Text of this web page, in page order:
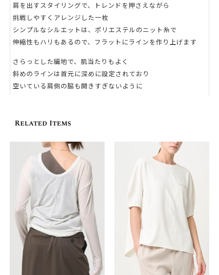
肩を出すスタイリングで、トレンドを押さえながら
挑戦しやすくアレンジした一枚
シンプルなシルエットは、ポリエステルのニット糸で
伸縮性もハリもあるので、フラットにラインを作り上げます
さらっとした編地で、肌当たりもよく
斜めのラインは首元に深めに設定されており
空いている肩側の脇も開きすぎないように
裾にはスリットをいれることで生地が引っ張られすぎないよう
に
微調整していただけます
沢山の方に、手に取っていただきたい思いで
価格も調整したアイテムです
[ Item Detail ]
– スムースな編地で生地の縫い留めがないため肌当たりをよく
– 空いた肩のインナーは、肩から外してニットの内側に入れて
いただくと、気になりづらいように仕上げました
– ショルダーはしっかり幅を取りモードな印象に
［ MATERIAL ］
Related Items